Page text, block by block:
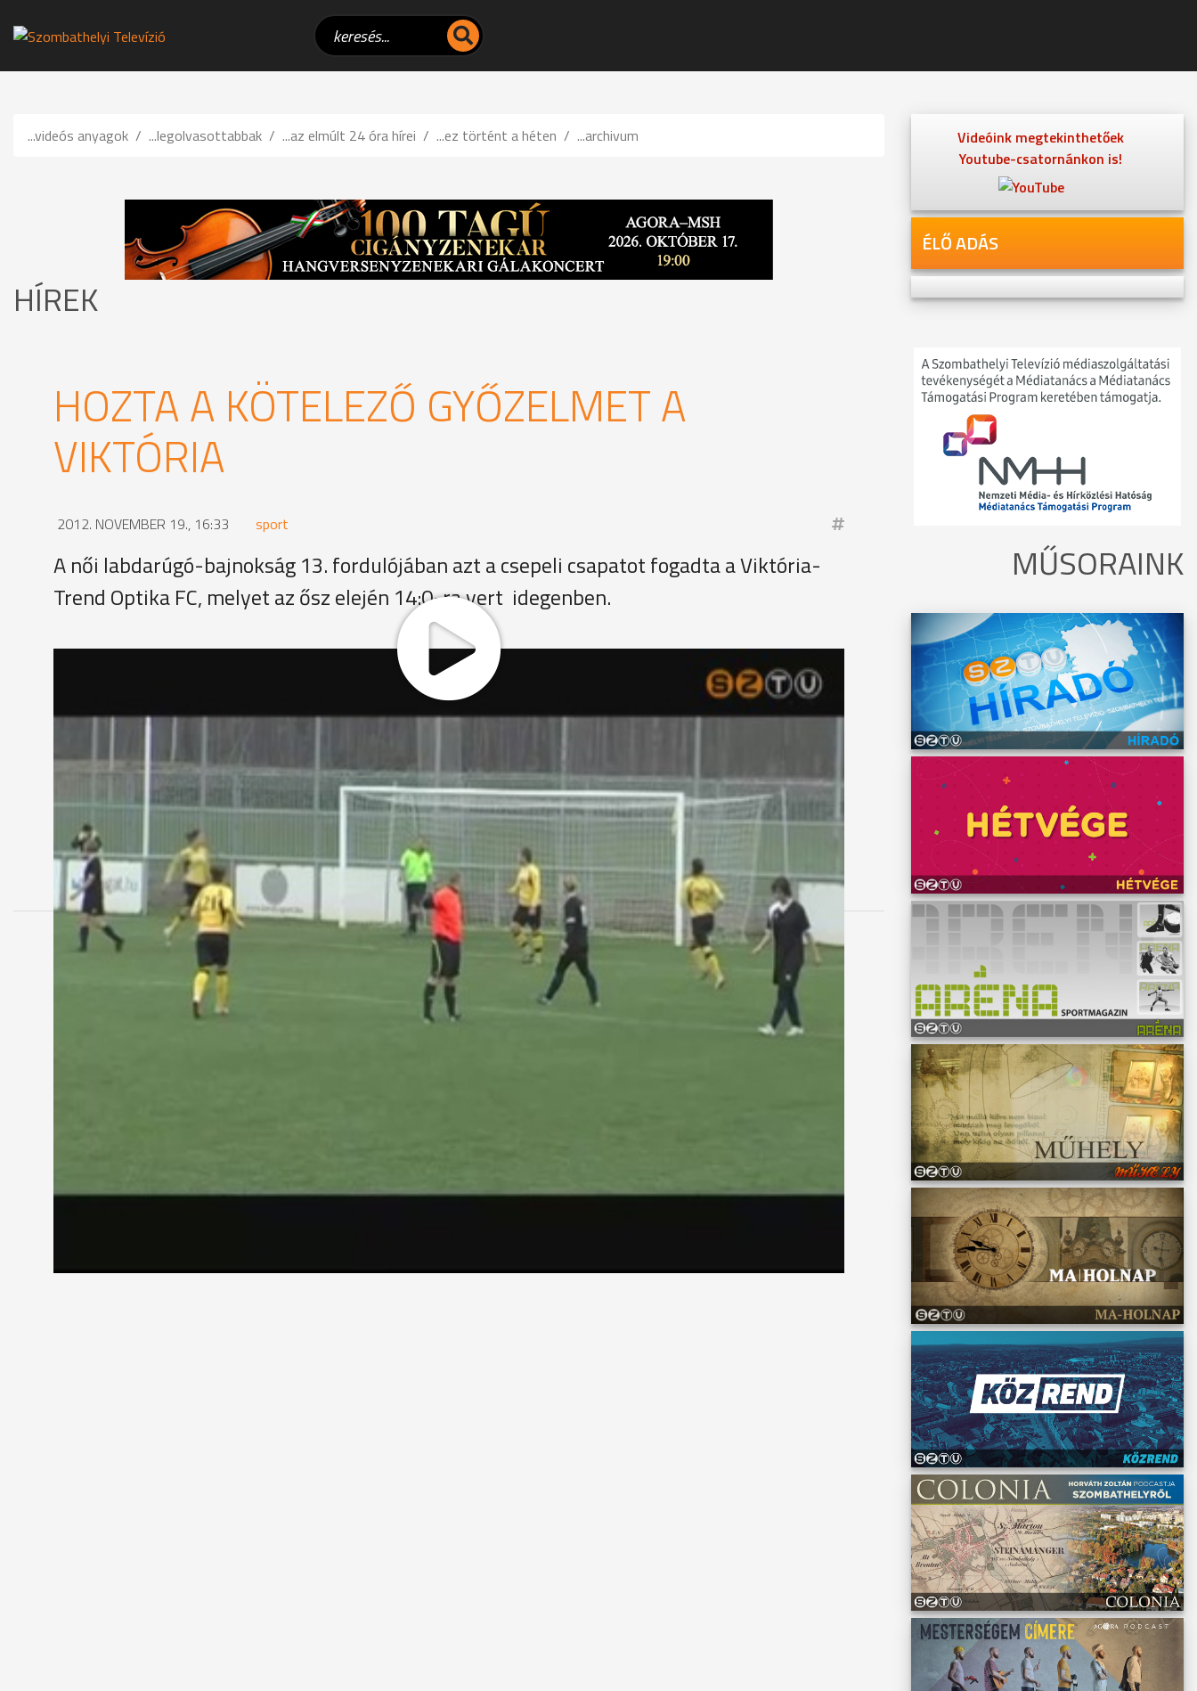
...videós anyagok ...legolvasottabbak ...az elmúlt 24 óra hírei ...ez történt a héten ...archivum
HÍREK
HOZTA A KÖTELEZŐ GYŐZELMET A
VIKTÓRIA
2012. NOVEMBER 19., 16:33 sport
A női labdarúgó-bajnokság 13. fordulójában azt a csepeli csapatot fogadta a Viktória-
Trend Optika FC, melyet az ősz elején 14:0-ra vert idegenben.
Ezúttal a vasiak úgy arattak 3:1 arányú győzelmet, hogy erősen tartalékos összeállításban léptek pályára. A hazaiak
góljai közül Megyeri Boglárka kettőt, míg Széles Viktória egyet szerzett. Iszak Gábor együttese így továbbra is a
tabella harmadik helyén áll. A szombathelyiek az év utolsó bajnokiján a Nagypáli csapatánál vendégeskednek.
MEGOSZTÁS
Videóink megtekinthetőek
Youtube-csatornánkon is!
ÉLŐ ADÁS
MŰSORAINK